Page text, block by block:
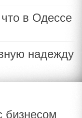
в Одессе
надежду
бизнесом